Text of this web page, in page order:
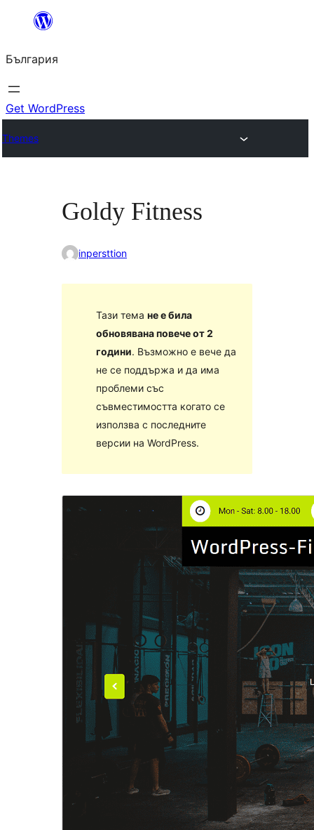
България
Get WordPress
Themes
Goldy Fitness
inpersttion
Тази тема не е била
обновявана повече от 2
години. Възможно е вече да
не се поддържа и да има
проблеми със
съвместимостта когато се
използва с последните
версии на WordPress.